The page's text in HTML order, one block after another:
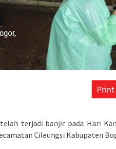
terjadi banjir pada Hari
Cileungsi Kabupaten